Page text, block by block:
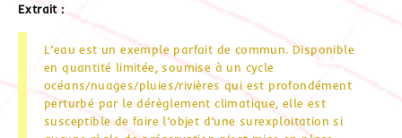
Extrait :
L’eau est un exemple parfait de commun. Disponible
en quantité limitée, soumise à un cycle
océans/nuages/pluies/rivières qui est profondément
perturbé par le dérèglement climatique, elle est
susceptible de faire l’objet d’une surexploitation si